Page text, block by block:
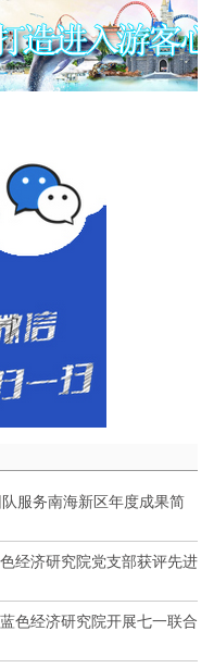
服务南海新区年度成果简
经济研究院党支部获评先进
色经济研究院开展七一联合